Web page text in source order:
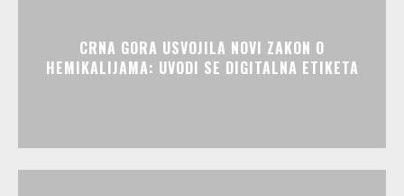
CRNA GORA USVOJILA NOVI ZAKON O
HEMIKALIJAMA: UVODI SE DIGITALNA ETIKETA